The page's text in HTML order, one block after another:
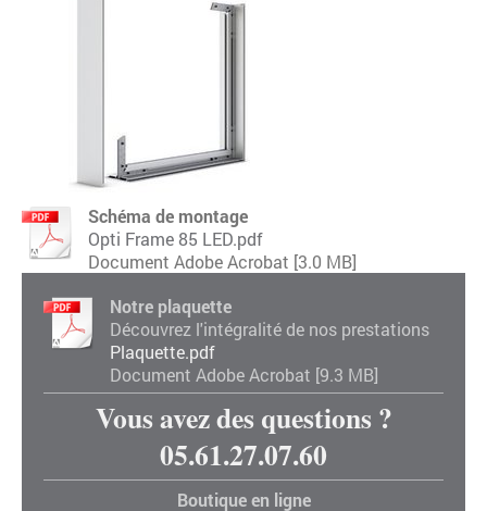
Schéma de montage
Opti Frame 85 LED.pdf
Document Adobe Acrobat [3.0 MB]
Notre plaquette
Découvrez l'intégralité de nos prestations
Plaquette.pdf
Document Adobe Acrobat [9.3 MB]
Vous avez des questions ?
05.61.27.07.60
Boutique en ligne